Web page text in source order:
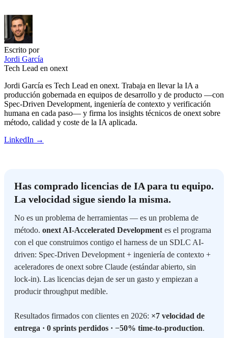
Escrito por
Jordi García
Tech Lead en onext
Jordi García es Tech Lead en onext. Trabaja en llevar la IA a
producción gobernada en equipos de desarrollo y de producto —con
Spec-Driven Development, ingeniería de contexto y verificación
humana en cada paso— y firma los insights técnicos de onext sobre
método, calidad y coste de la IA aplicada.
LinkedIn →
Has comprado licencias de IA para tu equipo.
La velocidad sigue siendo la misma.
No es un problema de herramientas — es un problema de
método. onext AI-Accelerated Development es el programa
con el que construimos contigo el harness de un SDLC AI-
driven: Spec-Driven Development + ingeniería de contexto +
aceleradores de onext sobre Claude (estándar abierto, sin
lock-in). Las licencias dejan de ser un gasto y empiezan a
producir throughput medible.
Resultados firmados con clientes en 2026: ×7 velocidad de
entrega · 0 sprints perdidos · −50% time-to-production.